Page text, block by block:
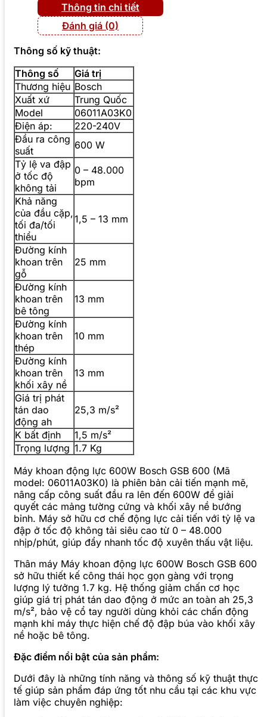
Thông tin chi tiết
Đánh giá (0)
Thông số kỹ thuật:
Thông số
Giá trị
Thương hiệu Bosch
Xuất xứ
Trung Quốc
Model
06011A03K0
Điện áp:
220-240V
Đầu ra công
suất
600 W
Tỷ lệ va đập
ở tốc độ
không tải
0 – 48.000
bpm
Khả năng
của đầu cặp,
tối đa/tối
thiểu
1,5 – 13 mm
Đường kính
khoan trên
gỗ
25 mm
Đường kính
khoan trên
bê tông
13 mm
Đường kính
khoan trên
thép
10 mm
Đường kính
khoan trên
khối xây nề
13 mm
Giá trị phát
tán dao
động ah
25,3 m/s²
K bất định
1,5 m/s²
Trọng lượng 1.7 Kg
Máy khoan động lực 600W Bosch GSB 600 (Mã
model: 06011A03K0) là phiên bản cải tiến mạnh mẽ,
nâng cấp công suất đầu ra lên đến 600W để giải
quyết các mảng tường cứng và khối xây nề bướng
bỉnh. Máy sở hữu cơ chế động lực cải tiến với tỷ lệ va
đập ở tốc độ không tải siêu cao từ 0 – 48.000
nhịp/phút, giúp đẩy nhanh tốc độ xuyên thấu vật liệu.
Thân máy Máy khoan động lực 600W Bosch GSB 600
sở hữu thiết kế công thái học gọn gàng với trọng
lượng lý tưởng 1.7 kg. Hệ thống giảm chấn cơ học
giúp giá trị phát tán dao động ở mức an toàn ah 25,3
m/s², bảo vệ cổ tay người dùng khỏi các chấn động
mạnh khi máy thực hiện chế độ đập búa vào khối xây
nề hoặc bê tông.
Đặc điểm nổi bật của sản phẩm:
Dưới đây là những tính năng và thông số kỹ thuật thực
tế giúp sản phẩm đáp ứng tốt nhu cầu tại các khu vực
làm việc chuyên nghiệp: